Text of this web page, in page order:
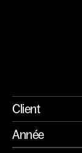
Client
Année